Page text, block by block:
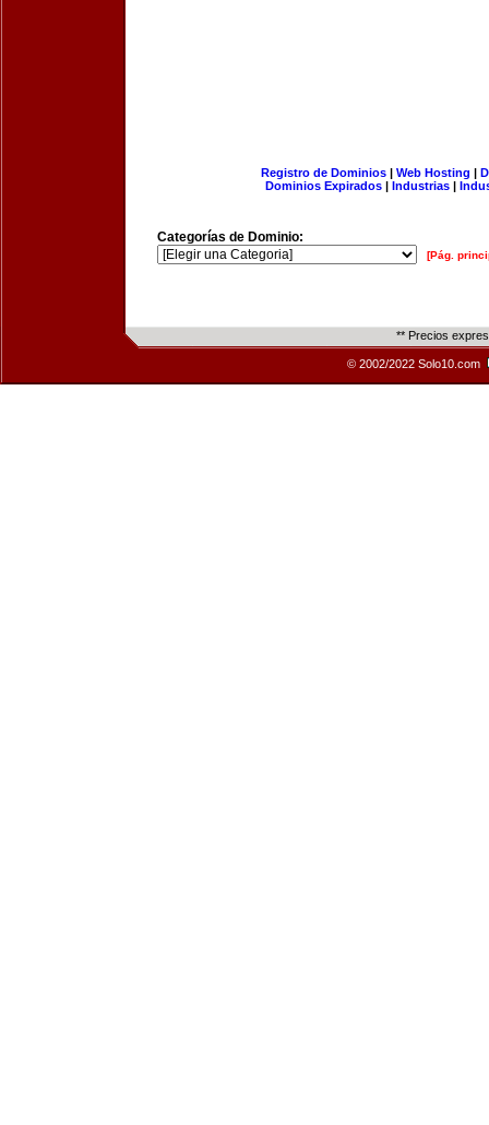
Registro de Dominios| Web Hosting |
Dominios Expirados | Industrias |
Categorías de Dominio:
[Pág.
** Precios
© 2002/2022 Solo10.com